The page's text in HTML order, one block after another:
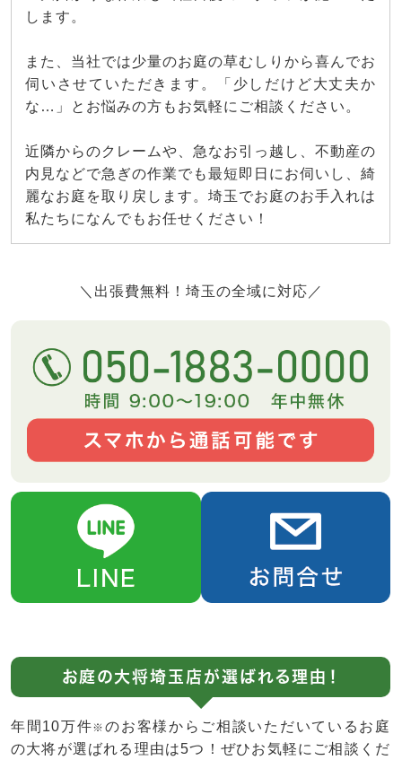
します。
また、当社では少量のお庭の草むしりから喜んでお
伺いさせていただきます。「少しだけど大丈夫か
な…」とお悩みの方もお気軽にご相談ください。
近隣からのクレームや、急なお引っ越し、不動産の
内見などで急ぎの作業でも最短即日にお伺いし、綺
麗なお庭を取り戻します。埼玉でお庭のお手入れは
私たちになんでもお任せください！
＼出張費無料！埼玉の全域に対応／
お庭の大将埼玉店が選ばれる理由！
年間10万件※のお客様からご相談いただいているお庭
の大将が選ばれる理由は5つ！ぜひお気軽にご相談くだ